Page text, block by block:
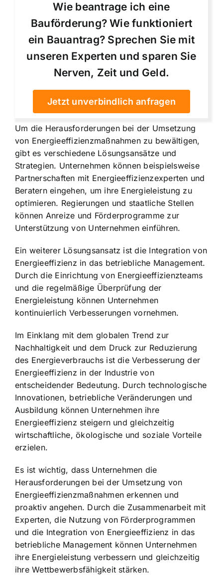
Wie beantrage ich eine
Bauförderung? Wie funktioniert
ein Bauantrag? Sprechen Sie mit
unseren Experten und sparen Sie
Nerven, Zeit und Geld.
Jetzt unverbindlich anfragen
Um die Herausforderungen bei der Umsetzung
von Energieeffizienzmaßnahmen zu bewältigen,
gibt es verschiedene Lösungsansätze und
Strategien. Unternehmen können beispielsweise
Partnerschaften mit Energieeffizienzexperten und
Beratern eingehen, um ihre Energieleistung zu
optimieren. Regierungen und staatliche Stellen
können Anreize und Förderprogramme zur
Unterstützung von Unternehmen einführen.
Ein weiterer Lösungsansatz ist die Integration von
Energieeffizienz in das betriebliche Management.
Durch die Einrichtung von Energieeffizienzteams
und die regelmäßige Überprüfung der
Energieleistung können Unternehmen
kontinuierlich Verbesserungen vornehmen.
Im Einklang mit dem globalen Trend zur
Nachhaltigkeit und dem Druck zur Reduzierung
des Energieverbrauchs ist die Verbesserung der
Energieeffizienz in der Industrie von
entscheidender Bedeutung. Durch technologische
Innovationen, betriebliche Veränderungen und
Ausbildung können Unternehmen ihre
Energieeffizienz steigern und gleichzeitig
wirtschaftliche, ökologische und soziale Vorteile
erzielen.
Es ist wichtig, dass Unternehmen die
Herausforderungen bei der Umsetzung von
Energieeffizienzmaßnahmen erkennen und
proaktiv angehen. Durch die Zusammenarbeit mit
Experten, die Nutzung von Förderprogrammen
und die Integration von Energieeffizienz in das
betriebliche Management können Unternehmen
ihre Energieleistung verbessern und gleichzeitig
ihre Wettbewerbsfähigkeit stärken.